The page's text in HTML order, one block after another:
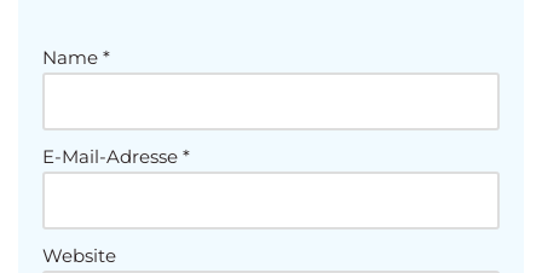
Name *
E-Mail-Adresse *
Website